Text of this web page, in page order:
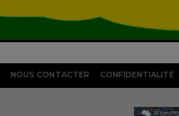
NOUS CONTACTER CONFIDENTIALITÉ